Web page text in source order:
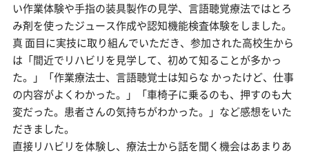
い作業体験や手指の装具製作の見学、言語聴覚療法ではとろ
み剤を使ったジュース作成や認知機能検査体験をしました。
真 面目に実技に取り組んでいただき、参加された高校生から
は「間近でリハビリを見学して、初めて知ることが多かっ
た。」「作業療法士、言語聴覚士は知らな かったけど、仕事
の内容がよくわかった。」「車椅子に乗るのも、押すのも大
変だった。患者さんの気持ちがわかった。」など感想をいた
だきました。
直接リハビリを体験し、療法士から話を聞く機会はあまりあ